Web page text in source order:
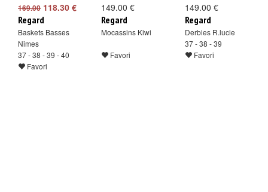
169.00 118.30 €
Regard
Baskets Basses
Nimes
37 - 38 - 39 - 40
Favori
149.00 €
Regard
Mocassins Kiwi
Favori
149.00 €
Regard
Derbies R.lucie
37 - 38 - 39
Favori